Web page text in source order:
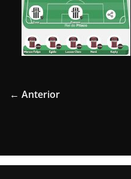
← Anterior